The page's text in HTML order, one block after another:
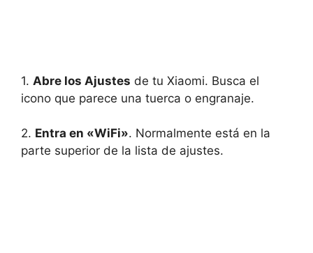
1. Abre los Ajustes de tu Xiaomi. Busca el
icono que parece una tuerca o engranaje.
2. Entra en «WiFi». Normalmente está en la
parte superior de la lista de ajustes.